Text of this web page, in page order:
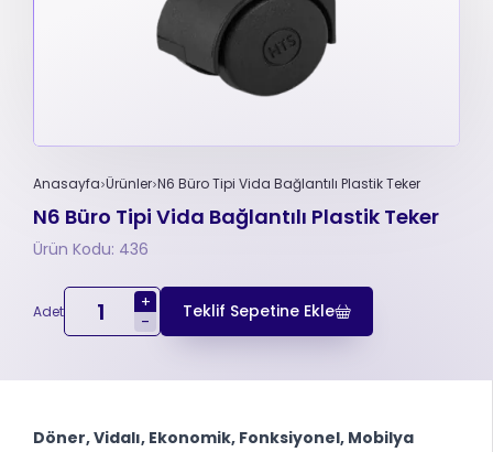
Anasayfa Ürünler N6 Büro Tipi Vida Bağlantılı Plastik Teker
N6 Büro Tipi Vida Bağlantılı Plastik Teker
Ürün Kodu: 436
Adet
+
-
Teklif Sepetine Ekle
Döner, Vidalı, Ekonomik, Fonksiyonel, Mobilya